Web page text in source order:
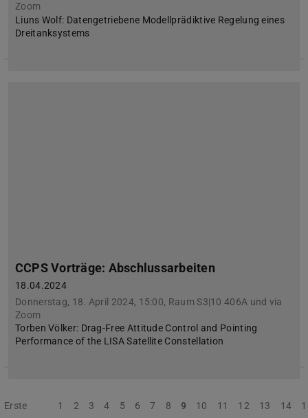
Zoom
Liuns Wolf: Datengetriebene Modellprädiktive Regelung eines
Dreitanksystems
CCPS Vorträge: Abschlussarbeiten
18.04.2024
Donnerstag, 18. April 2024, 15:00, Raum S3|10 406A und via
Zoom
Torben Völker: Drag-Free Attitude Control and Pointing
Performance of the LISA Satellite Constellation
Erste Vorherige
1 2 3 4 5 6 7 8 9 10 11 12 13 14